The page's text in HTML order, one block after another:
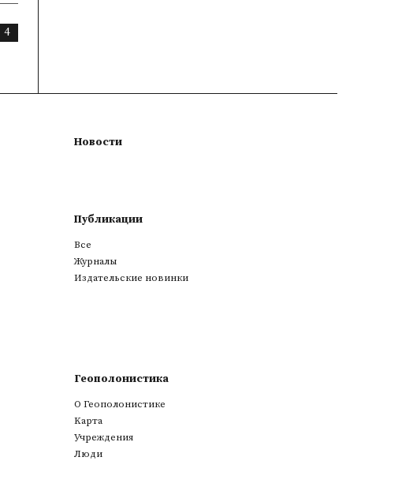
4
Новости
Публикации
Все
Журналы
Издательские новинки
Геополонистика
О Геополонистике
Kарта
Учреждения
Люди